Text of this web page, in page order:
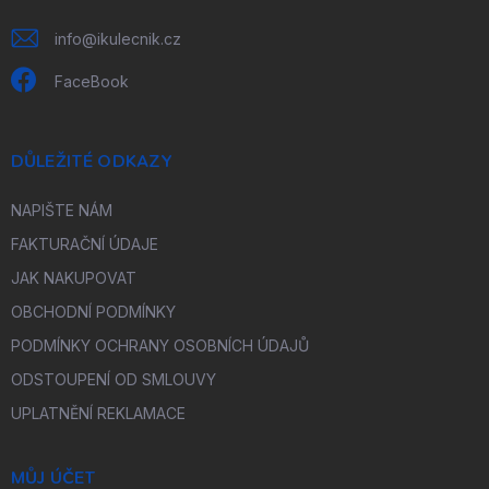
info@ikulecnik.cz
FaceBook
DŮLEŽITÉ ODKAZY
NAPIŠTE NÁM
FAKTURAČNÍ ÚDAJE
JAK NAKUPOVAT
OBCHODNÍ PODMÍNKY
PODMÍNKY OCHRANY OSOBNÍCH ÚDAJŮ
ODSTOUPENÍ OD SMLOUVY
UPLATNĚNÍ REKLAMACE
MŮJ ÚČET